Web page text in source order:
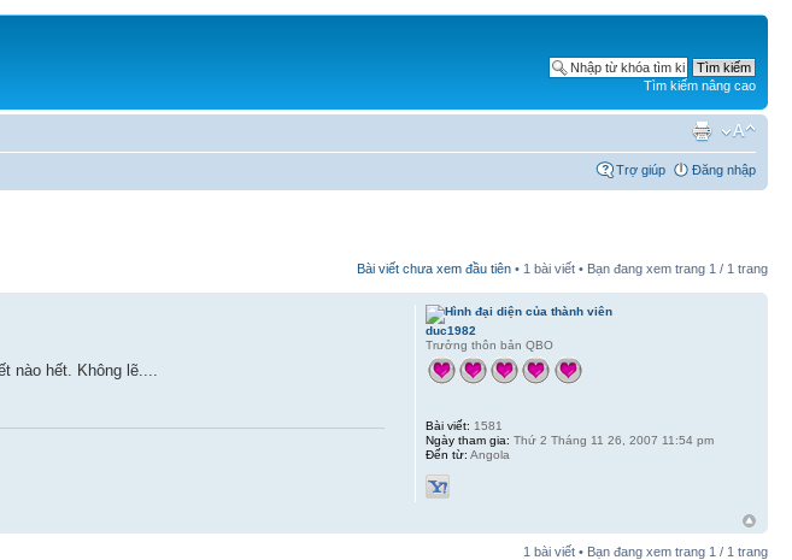
Tìm kiếm nâng cao
Trợ giúp Đăng nhập
Bài viết chưa xem đầu tiên • 1 bài viết • Bạn đang xem trang 1 / 1 trang
nào hết. Không lẽ....
duc1982
Trưởng thôn bản QBO
Bài viết: 1581
Ngày tham gia: Thứ 2 Tháng 11 26, 2007 11:54 pm
Đến từ: Angola
1 bài viết • Bạn đang xem trang 1 / 1 trang